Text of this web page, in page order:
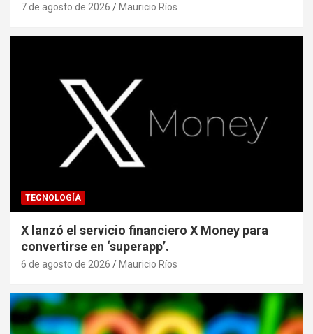
7 de agosto de 2026 Mauricio Ríos
TECNOLOGÍA
X lanzó el servicio financiero X Money para
convertirse en ‘superapp’.
6 de agosto de 2026 Mauricio Ríos